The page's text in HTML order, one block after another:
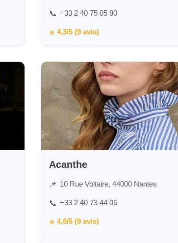
📞 +33 2 40 75 05 80
⭐ 4,3/5 (9 avis)
Acanthe
📌 10 Rue Voltaire, 44000 Nantes
📞 +33 2 40 73 44 06
⭐ 4,6/5 (9 avis)